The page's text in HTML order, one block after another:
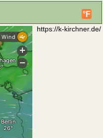
°F
https://k-kirchner.de/